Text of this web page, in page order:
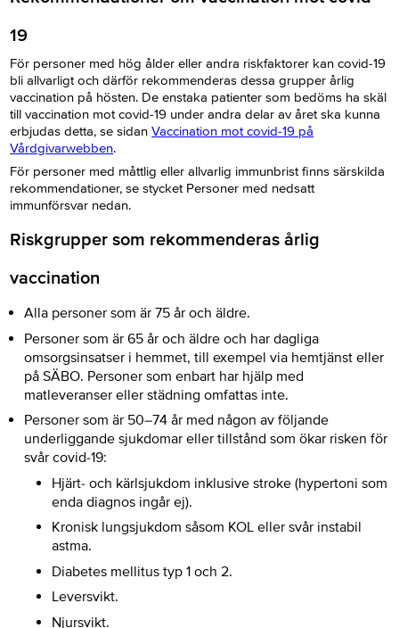
19
För personer med hög ålder eller andra riskfaktorer kan covid-19
bli allvarligt och därför rekommenderas dessa grupper årlig
vaccination på hösten. De enstaka patienter som bedöms ha skäl
till vaccination mot covid-19 under andra delar av året ska kunna
erbjudas detta, se sidanVaccination mot covid-19 på
Vårdgivarwebben.
För personer med måttlig eller allvarlig immunbrist finns särskilda
rekommendationer, se stycket Personer med nedsatt
immunförsvar nedan.
Riskgrupper som rekommenderas årlig
vaccination
Alla personer som är 75 år och äldre.
Personer som är 65 år och äldre och har dagliga
omsorgsinsatser i hemmet, till exempel via hemtjänst eller
på SÄBO. Personer som enbart har hjälp med
matleveranser eller städning omfattas inte.
Personer som är 50–74 år med någon av följande
underliggande sjukdomar eller tillstånd som ökar risken för
svår covid-19:
Hjärt- och kärlsjukdom inklusive stroke (hypertoni som
enda diagnos ingår ej).
Kronisk lungsjukdom såsom KOL eller svår instabil
astma.
Diabetes mellitus typ 1 och 2.
Leversvikt.
Njursvikt.